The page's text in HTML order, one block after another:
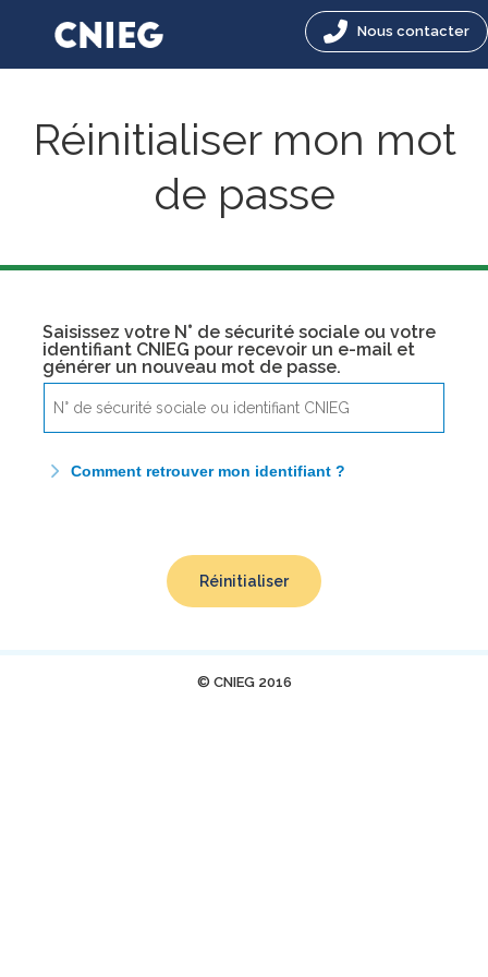
Nous contacter
Réinitialiser mon mot
de passe
Saisissez votre N° de sécurité sociale ou votre
identifiant CNIEG pour recevoir un e-mail et
générer un nouveau mot de passe.
Comment retrouver mon identifiant ?
Réinitialiser
© CNIEG 2016